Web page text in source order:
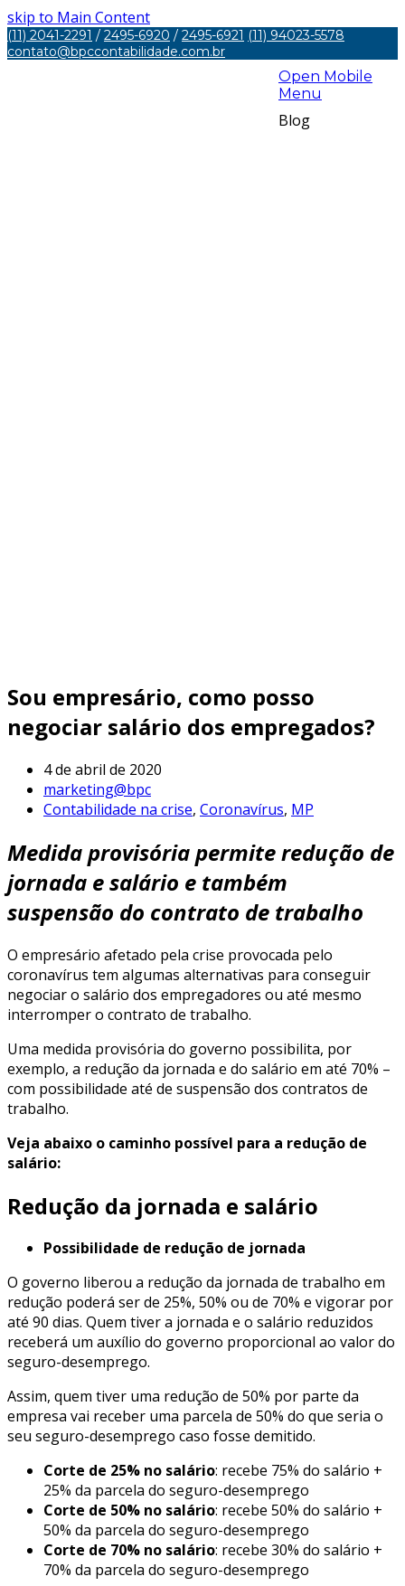
skip to Main Content
(11) 2041-2291 / 2495-6920 / 2495-6921 (11) 94023-5578
contato@bpccontabilidade.com.br
Open Mobile
Menu
Blog
Sou empresário, como posso
negociar salário dos empregados?
4 de abril de 2020
marketing@bpc
Contabilidade na crise, Coronavírus, MP
Medida provisória permite redução de
jornada e salário e também
suspensão do contrato de trabalho
O empresário afetado pela crise provocada pelo
coronavírus tem algumas alternativas para conseguir
negociar o salário dos empregadores ou até mesmo
interromper o contrato de trabalho.
Uma medida provisória do governo possibilita, por
exemplo, a redução da jornada e do salário em até 70% –
com possibilidade até de suspensão dos contratos de
trabalho.
Veja abaixo o caminho possível para a redução de
salário:
Redução da jornada e salário
Possibilidade de redução de jornada
O governo liberou a redução da jornada de trabalho em
redução poderá ser de 25%, 50% ou de 70% e vigorar por
até 90 dias. Quem tiver a jornada e o salário reduzidos
receberá um auxílio do governo proporcional ao valor do
seguro-desemprego.
Assim, quem tiver uma redução de 50% por parte da
empresa vai receber uma parcela de 50% do que seria o
seu seguro-desemprego caso fosse demitido.
Corte de 25% no salário: recebe 75% do salário +
25% da parcela do seguro-desemprego
Corte de 50% no salário: recebe 50% do salário +
50% da parcela do seguro-desemprego
Corte de 70% no salário: recebe 30% do salário +
70% da parcela do seguro-desemprego